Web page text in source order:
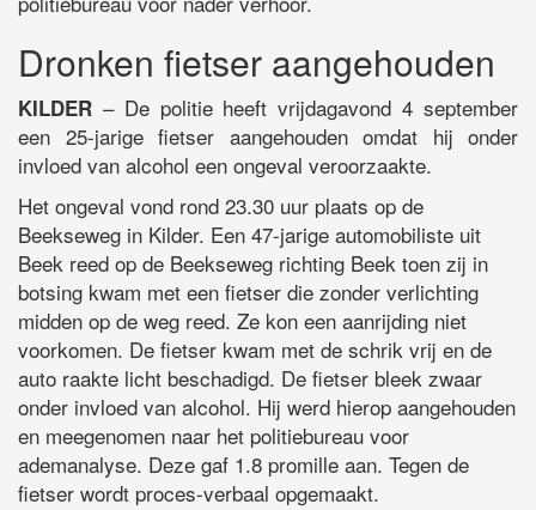
Dronken fietser aangehouden
KILDER – De politie heeft vrijdagavond 4 september
een 25-jarige fietser aangehouden omdat hij onder
invloed van alcohol een ongeval veroorzaakte.
Het ongeval vond rond 23.30 uur plaats op de
Beekseweg in Kilder. Een 47-jarige automobiliste uit
Beek reed op de Beekseweg richting Beek toen zij in
botsing kwam met een fietser die zonder verlichting
midden op de weg reed. Ze kon een aanrijding niet
voorkomen. De fietser kwam met de schrik vrij en de
auto raakte licht beschadigd. De fietser bleek zwaar
onder invloed van alcohol. Hij werd hierop aangehouden
en meegenomen naar het politiebureau voor
ademanalyse. Deze gaf 1.8 promille aan. Tegen de
fietser wordt proces-verbaal opgemaakt.